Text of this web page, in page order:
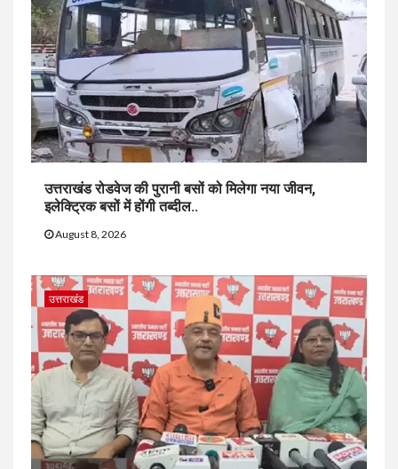
उत्तराखंड रोडवेज की पुरानी बसों को मिलेगा नया जीवन,
इलेक्ट्रिक बसों में होंगी तब्दील..
August 8, 2026
उत्तराखंड